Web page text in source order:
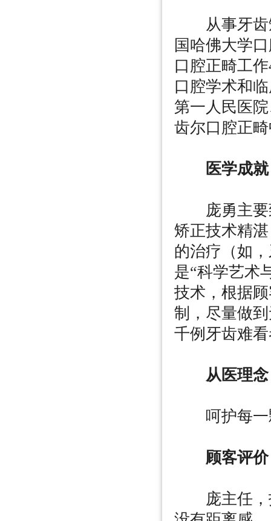
从事牙齿矫
国哈佛大学
口腔正畸工
口腔学术和
第一人民医
齿尔口腔正
医学成就
庞勇主要
矫正技术精
的治疗（如
是“科学艺术
技术，根据
制，尽量做
千例牙齿难
从医理念
呵护每一
顾客评价
庞主任，